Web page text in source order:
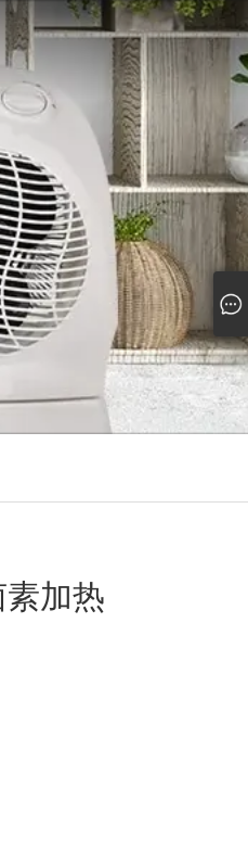
加热